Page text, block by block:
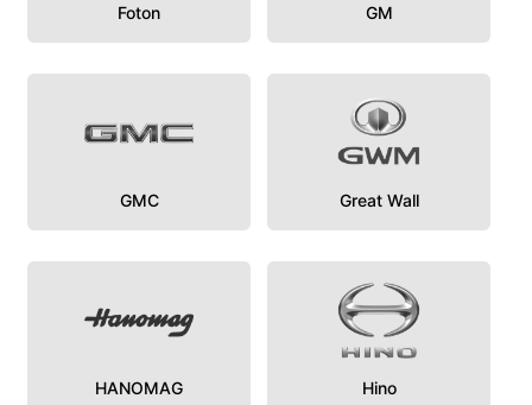
Foton GM
GMC Great Wall
HANOMAG Hino